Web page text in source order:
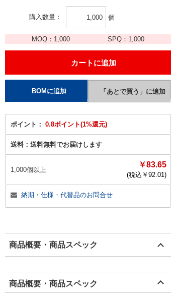
購入数量 個
MOQ： 1,000 SPQ： 1,000
ポイント： 0.8ポイント(1%還元)
送料： 送料無料でお届けします
1,000個以上
￥83.65
(税込￥ 92.01)
納期・仕様・代替品のお問合せ
商品概要・商品スペック
商品概要・商品スペック